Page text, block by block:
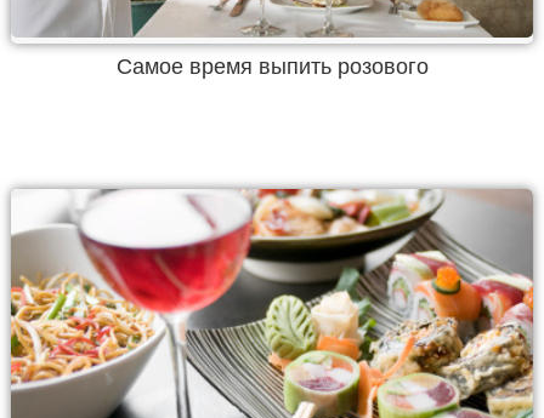
Самое время выпить розового